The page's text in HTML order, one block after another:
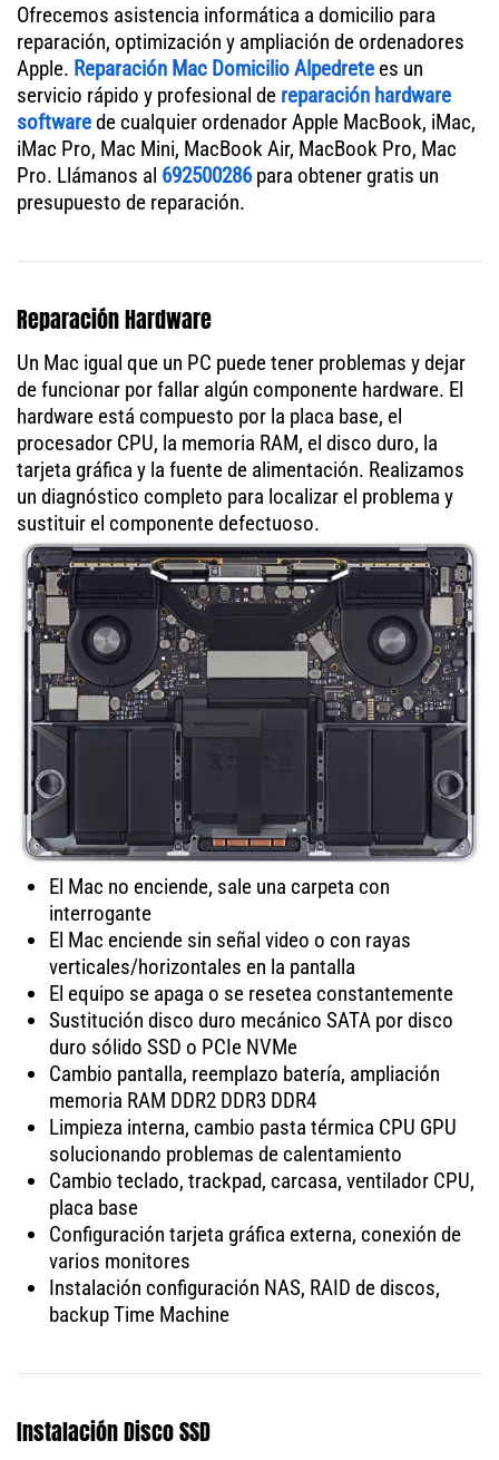
Ofrecemos asistencia informática a domicilio para
reparación, optimización y ampliación de ordenadores
Apple. Reparación Mac Domicilio Alpedrete es un
servicio rápido y profesional de reparación hardware
softwarede cualquier ordenador Apple MacBook, iMac,
iMac Pro, Mac Mini, MacBook Air, MacBook Pro, Mac
Pro. Llámanos al 692500286para obtener gratis un
presupuesto de reparación.
Reparación Hardware
Un Mac igual que un PC puede tener problemas y dejar
de funcionar por fallar algún componente hardware. El
hardware está compuesto por la placa base, el
procesador CPU, la memoria RAM, el disco duro, la
tarjeta gráfica y la fuente de alimentación. Realizamos
un diagnóstico completo para localizar el problema y
sustituir el componente defectuoso.
El Mac no enciende, sale una carpeta con
interrogante
El Mac enciende sin señal video o con rayas
verticales/horizontales en la pantalla
El equipo se apaga o se resetea constantemente
Sustitución disco duro mecánico SATA por disco
duro sólido SSD o PCIe NVMe
Cambio pantalla, reemplazo batería, ampliación
memoria RAM DDR2 DDR3 DDR4
Limpieza interna, cambio pasta térmica CPU GPU
solucionando problemas de calentamiento
Cambio teclado, trackpad, carcasa, ventilador CPU,
placa base
Configuración tarjeta gráfica externa, conexión de
varios monitores
Instalación configuración NAS, RAID de discos,
backup Time Machine
Instalación Disco SSD